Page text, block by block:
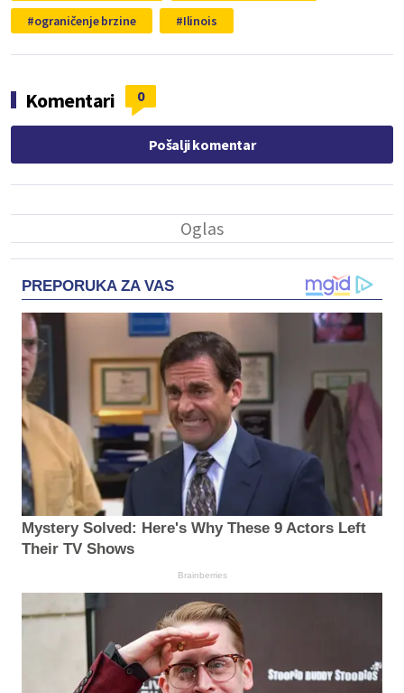
ograničenje brzine Ilinois
Komentari 0
Pošalji komentar
PREPORUKA ZA VAS
Mystery Solved: Here's Why These 9 Actors Left
Their TV Shows
Brainberries